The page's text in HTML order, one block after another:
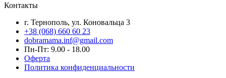
Контакты
г. Тернополь, ул. Коновальца 3
+38 (068) 660 60 23
dobramama.inf@gmail.com
Пн-Пт: 9.00 - 18.00
Оферта
Политика конфиденциальности